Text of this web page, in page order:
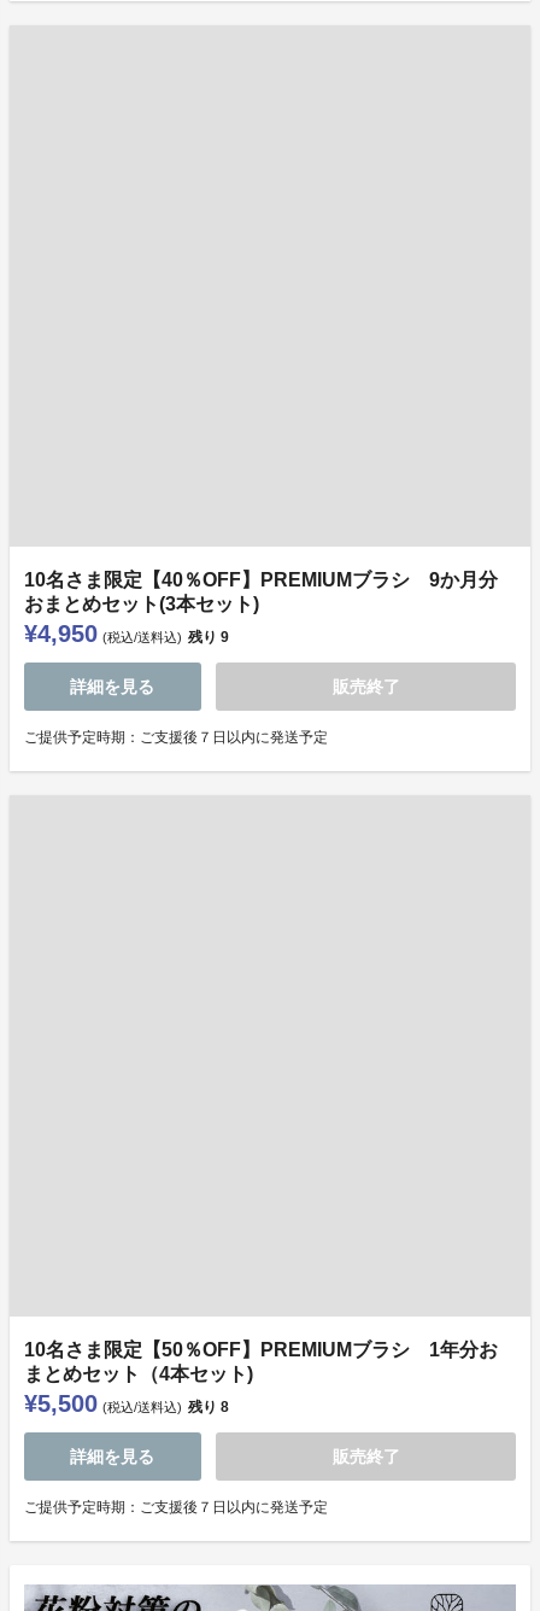
10名さま限定【40％OFF】PREMIUMブラシ 9か月分
おまとめセット(3本セット)
¥4,950 (税込/送料込) 残り 9
詳細を見る 販売終了
ご提供予定時期：ご支援後７日以内に発送予定
10名さま限定【50％OFF】PREMIUMブラシ 1年分お
まとめセット（4本セット)
¥5,500 (税込/送料込) 残り 8
詳細を見る 販売終了
ご提供予定時期：ご支援後７日以内に発送予定